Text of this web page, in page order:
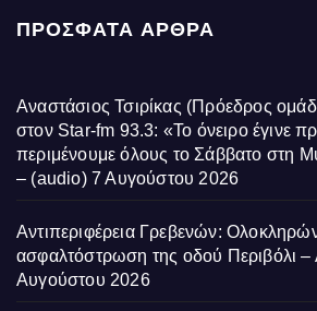
ΠΡΌΣΦΑΤΑ ΆΡΘΡΑ
Αναστάσιος Τσιρίκας (Πρόεδρος
στον Star-fm 93.3: «Το όνειρο έγινε
περιμένουμε όλους το Σάββατο στη
– (audio) 7 Αυγούστου 2026
Αντιπεριφέρεια Γρεβενών:
ασφαλτόστρωση της οδού Περιβόλι –
Αυγούστου 2026